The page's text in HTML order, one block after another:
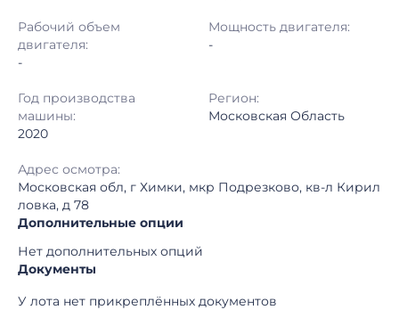
Кол-во ставок:
Рабочий объем
двигателя:
-
Мощность двигателя:
-
Год производства
машины:
2020
Регион:
Московская Область
Адрес осмотра:
Московская обл, г Химки, мкр Подрезково, кв-л Кирил
ловка, д 78
Дополнительные опции
Нет дополнительных опций
Документы
У лота нет прикреплённых документов